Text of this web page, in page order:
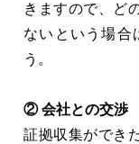
きますので、ど
ないという場合
う。
② 会社との交渉
証拠収集ができ